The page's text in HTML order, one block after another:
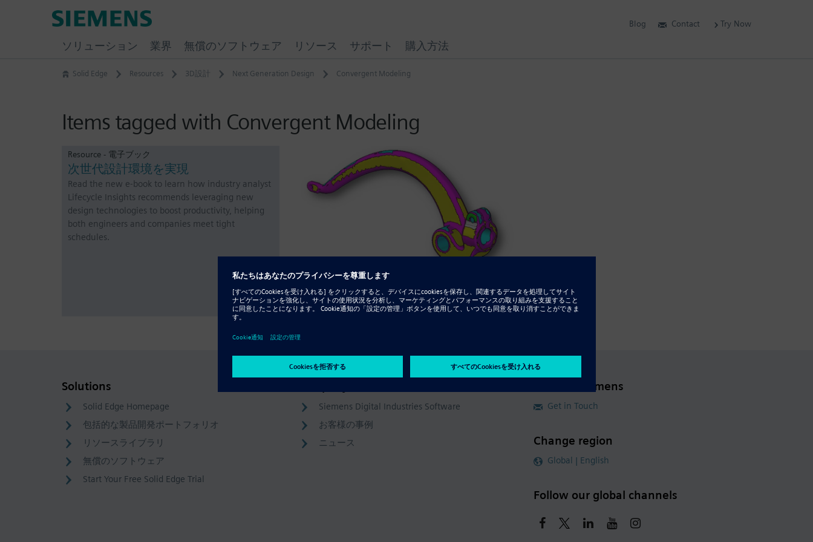
Solid Edge Resources 3D設計 Next Generation Design Convergent Modeling
Items tagged with Convergent Modeling
Resource - 電子ブック
次世代設計環境を実現
Read the new e-book to learn how industry analyst
Lifecycle Insights recommends leveraging new
design technologies to boost productivity, helping
both engineers and companies meet tight
schedules.
Resource - オンデマンド・オンライン・セミナー
リバース・エンジニアリング
Solutions
Solid Edge Homepage
包括的な製品開発ポートフォリオ
リソースライブラリ
無償のソフトウェア
Start Your Free Solid Edge Trial
Siemens Digital Industries Software
お客様の事例
ニュース
Contact Siemens
Get in Touch
Change region
Global | English
Follow our global channels
Blog Contact Try Now
ソリューション 業界 無償のソフトウェア リソース サポート 購入方法